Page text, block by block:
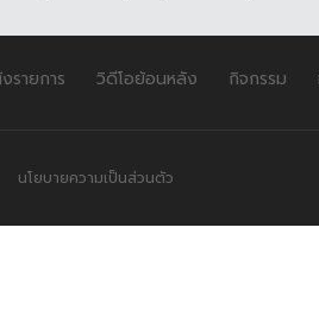
รายการ วิดีโอย้อนหลัง กิจกรรม
นโยบายความเป็นส่วนตัว